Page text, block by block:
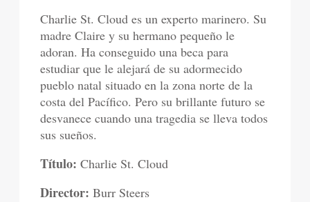
Charlie St. Cloud es un experto marinero. Su
madre Claire y su hermano pequeño le
adoran. Ha conseguido una beca para
estudiar que le alejará de su adormecido
pueblo natal situado en la zona norte de la
costa del Pacífico. Pero su brillante futuro se
desvanece cuando una tragedia se lleva todos
sus sueños.
Título:Charlie St. Cloud
Director:Burr Steers